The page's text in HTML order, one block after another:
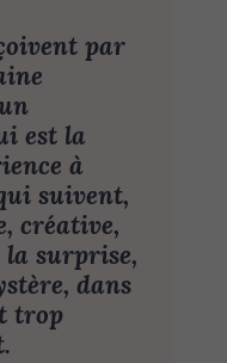
par
est la
à
suivent,
créative,
surprise,
dans
trop